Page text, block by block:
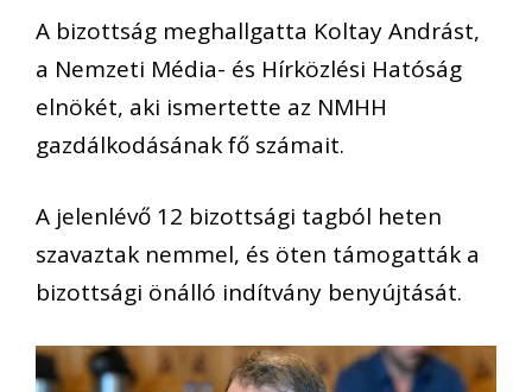
A bizottság meghallgatta Koltay Andrást,
a Nemzeti Média- és Hírközlési Hatóság
elnökét, aki ismertette az NMHH
gazdálkodásának fő számait.
A jelenlévő 12 bizottsági tagból heten
szavaztak nemmel, és öten támogatták a
bizottsági önálló indítvány benyújtását.